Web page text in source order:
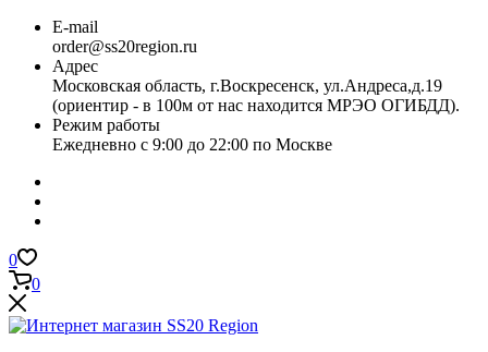
E-mail
order@ss20region.ru
Адрес
Московская область, г.Воскресенск, ул.Андреса,д.19
(ориентир - в 100м от нас находится МРЭО ОГИБДД).
Режим работы
Ежедневно с 9:00 до 22:00 по Москве
0
0